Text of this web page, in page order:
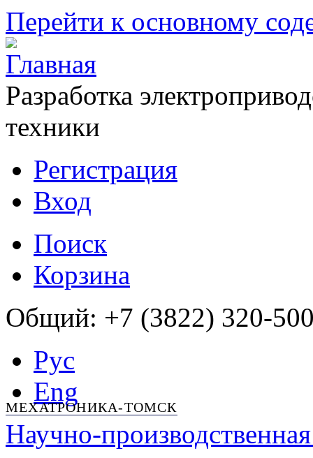
Перейти к основному
Разработка
техники
Регистрация
Вход
Поиск
Корзина
Общий: +7 (3822) 320-
Рус
Eng
МЕХАТРОНИКА-ТОМСК
Научно-